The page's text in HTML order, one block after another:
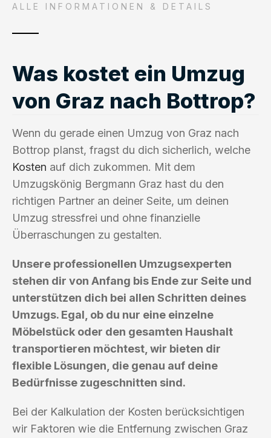
ALLE INFORMATIONEN & DETAILS
Was kostet ein Umzug
von Graz nach Bottrop?
Wenn du gerade einen Umzug von Graz nach
Bottrop planst, fragst du dich sicherlich, welche
Kosten auf dich zukommen. Mit dem
Umzugskönig Bergmann Graz hast du den
richtigen Partner an deiner Seite, um deinen
Umzug stressfrei und ohne finanzielle
Überraschungen zu gestalten.
Unsere professionellen Umzugsexperten
stehen dir von Anfang bis Ende zur Seite und
unterstützen dich bei allen Schritten deines
Umzugs. Egal, ob du nur eine einzelne
Möbelstück oder den gesamten Haushalt
transportieren möchtest, wir bieten dir
flexible Lösungen, die genau auf deine
Bedürfnisse zugeschnitten sind.
Bei der Kalkulation der Kosten berücksichtigen
wir Faktoren wie die Entfernung zwischen Graz